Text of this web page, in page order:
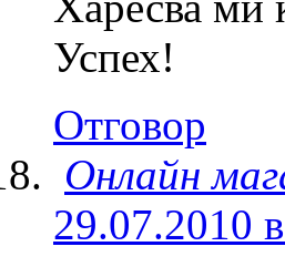
Успех!
Отговор
Онлайн
29.07.2010